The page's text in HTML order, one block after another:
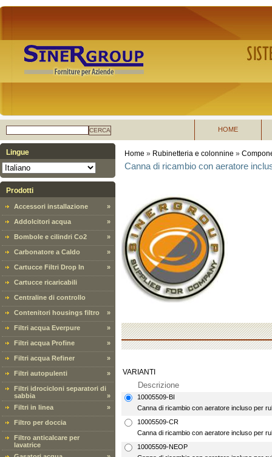
CERCA HOME
Lingue
Prodotti
Accessori installazione »
Addolcitori acqua »
Bombole e cilindri Co2 »
Carbonatore a Caldo »
Cartucce Filtri Drop In »
Cartucce ricaricabili
Centraline di controllo
Contenitori housings filtro »
Filtri acqua Everpure »
Filtri acqua Profine »
Filtri acqua Refiner »
Filtri autopulenti »
Filtri idrocicloni separatori di
sabbia
»
Filtri in linea
»
Filtro per doccia
Filtro anticalcare per
lavatrice
Home » Rubinetteria e colonnine »
Canna di ricambio con aeratore
VARIANTI
Descrizione
10005509-BI
Canna di ricambio con aeratore incluso per
10005509-CR
Canna di ricambio con aeratore incluso per
10005509-NEOP